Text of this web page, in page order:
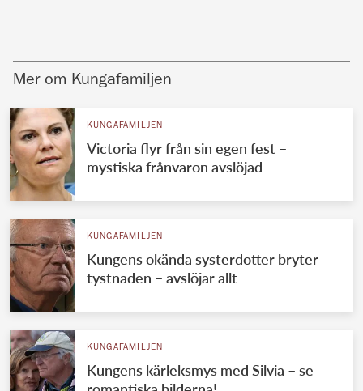
Mer om Kungafamiljen
KUNGAFAMILJEN
Victoria flyr från sin egen fest –
mystiska frånvaron avslöjad
KUNGAFAMILJEN
Kungens okända systerdotter bryter
tystnaden – avslöjar allt
KUNGAFAMILJEN
Kungens kärleksmys med Silvia – se